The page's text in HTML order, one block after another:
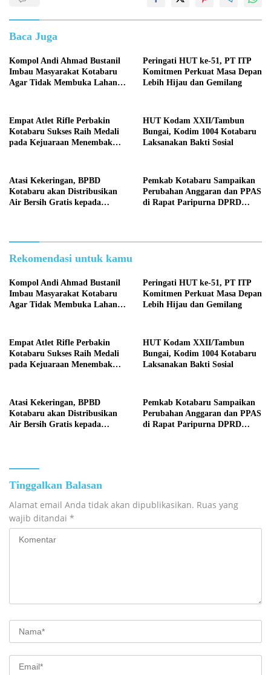
Baca Juga
Kompol Andi Ahmad Bustanil
Imbau Masyarakat Kotabaru
Agar Tidak Membuka Lahan
Peringati HUT ke-51, PT ITP
Komitmen Perkuat Masa Depan
Lebih Hijau dan Gemilang
Empat Atlet Rifle Perbakin
Kotabaru Sukses Raih Medali
pada Kejuaraan Menembak
HUT Kodam XXII/Tambun
Bungai, Kodim 1004 Kotabaru
Laksanakan Bakti Sosial
Atasi Kekeringan, BPBD
Kotabaru akan Distribusikan
Air Bersih Gratis kepada
Pemkab Kotabaru Sampaikan
Perubahan Anggaran dan PPAS
di Rapat Paripurna DPRD
Rekomendasi untuk kamu
Kompol Andi Ahmad Bustanil
Imbau Masyarakat Kotabaru
Agar Tidak Membuka Lahan
Peringati HUT ke-51, PT ITP
Komitmen Perkuat Masa Depan
Lebih Hijau dan Gemilang
Empat Atlet Rifle Perbakin
Kotabaru Sukses Raih Medali
pada Kejuaraan Menembak
HUT Kodam XXII/Tambun
Bungai, Kodim 1004 Kotabaru
Laksanakan Bakti Sosial
Atasi Kekeringan, BPBD
Kotabaru akan Distribusikan
Air Bersih Gratis kepada
Pemkab Kotabaru Sampaikan
Perubahan Anggaran dan PPAS
di Rapat Paripurna DPRD
Tinggalkan Balasan
Alamat email Anda tidak akan dipublikasikan. Ruas yang
wajib ditandai *